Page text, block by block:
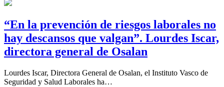
“En la prevención de riesgos laborales no
hay descansos que valgan”. Lourdes Iscar,
directora general de Osalan
Lourdes Iscar, Directora General de Osalan, el Instituto Vasco de
Seguridad y Salud Laborales ha…